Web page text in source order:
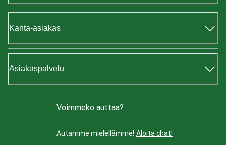
Kanta-asiakas
Asiakaspalvelu
Voimmeko auttaa?
Autamme mielellämme! Aloita chat!